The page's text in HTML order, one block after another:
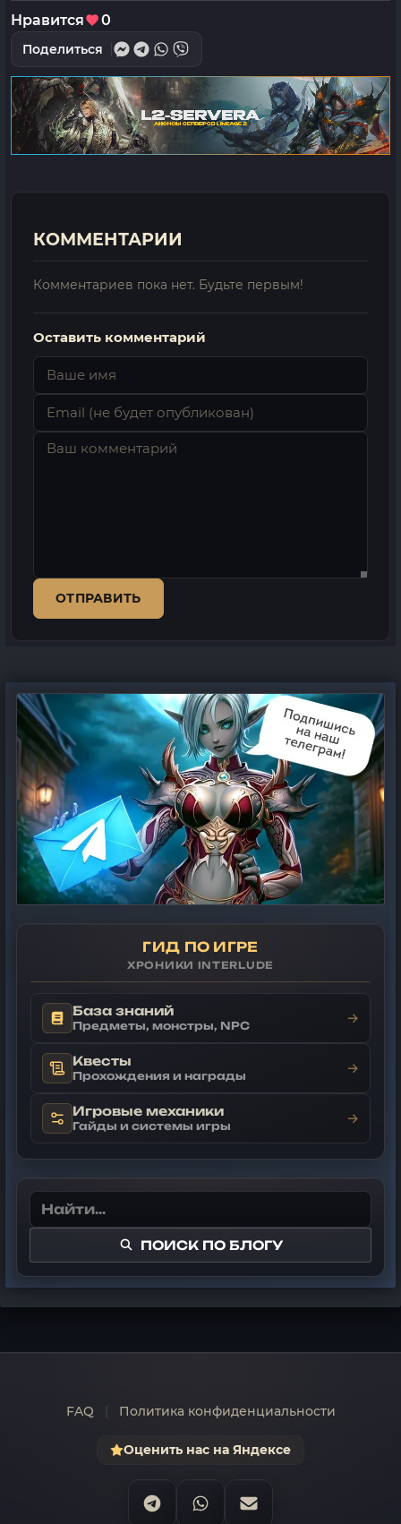
Нравится 0
Поделиться
КОММЕНТАРИИ
Комментариев пока нет. Будьте первым!
Оставить комментарий
ОТПРАВИТЬ
ГИД ПО ИГРЕ
ХРОНИКИ INTERLUDE
База знаний
Предметы, монстры, NPC →
Квесты
Прохождения и награды →
Игровые механики
Гайды и системы игры →
ПОИСК ПО БЛОГУ
FAQ Политика конфиденциальности
Оценить нас на Яндексе